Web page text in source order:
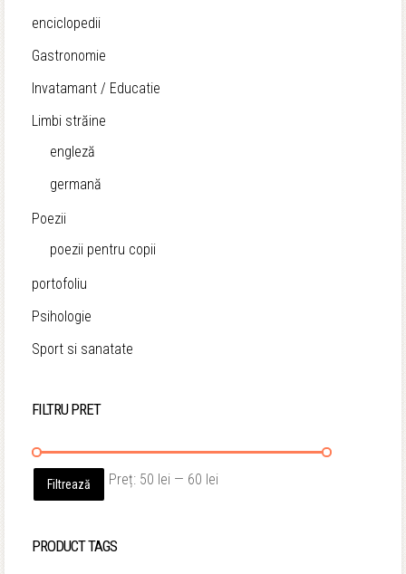
enciclopedii
Gastronomie
Invatamant / Educatie
Limbi străine
engleză
germană
Poezii
poezii pentru copii
portofoliu
Psihologie
Sport si sanatate
FILTRU PRET
Preț
Preț
Filtrează Preț: 50 lei — 60 lei
PRODUCT TAGS